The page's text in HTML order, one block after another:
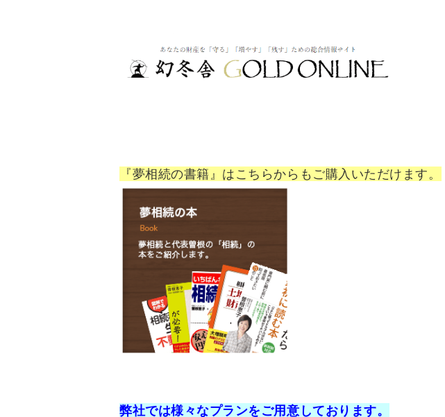
『夢相続の書籍』はこちらからもご購入いただけます。
弊社では様々なプランをご用意しております。